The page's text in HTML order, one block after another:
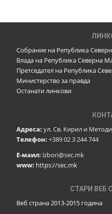
Собрание на Република
Влада на Република Северна
Претседател на Република
Министерство за правда
Останати линкови
Адреса: ул. Св. Кирил и
Телефон: +389 02 3 244 744
Е-маил: izbori@sec.mk
www: https://sec.mk
СТАРИ ВЕБ
Веб страна 2013-2015 година